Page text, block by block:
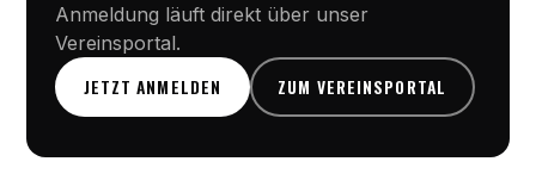
Anmeldung läuft direkt über unser
Vereinsportal.
JETZT ANMELDEN
ZUM VEREINSPORTAL